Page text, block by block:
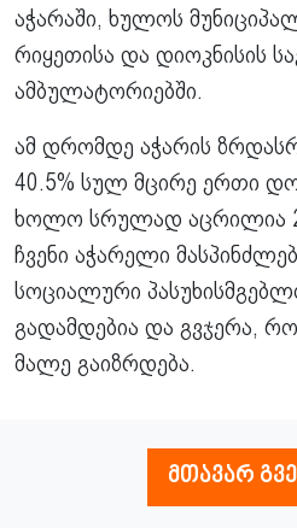
აჭარაში, ხულოს
რიყეთისა და დიოკნისის
ამბულატორიებში.
ამ დრომდე აჭარის
40.5% სულ მცირე ერთი
ხოლო სრულად აცრილია
ჩვენი აჭარელი
სოციალური
გადამდებია და გვჯერა,
მალე გაიზრდება.
მთავარ